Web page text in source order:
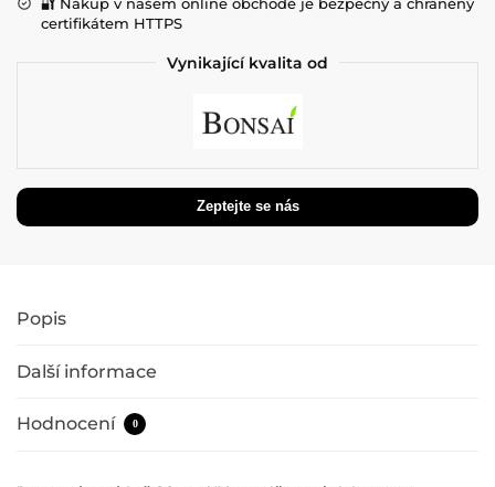
certifikátem HTTPS
Vynikající kvalita od
Popis
Další informace
Hodnocení 0